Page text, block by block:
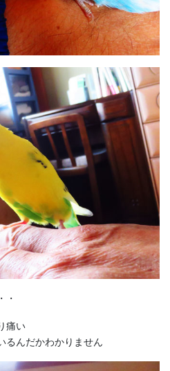
・
痛い
んだかわかりません